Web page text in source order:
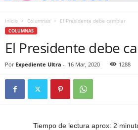
Inicio Columnas El Presidente debe cambiar
COLUMNAS
El Presidente debe
Por Expediente Ultra - 16 Mar, 2020 1288
Tiempo de lectura aprox: 2